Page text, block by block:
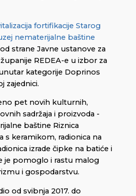
fortifikacije Starog
nematerijalne baštine
strane Javne ustanove za
REDEA-e u izbor za
kategorije Doprinos
zajednici.
pet novih kulturnih,
sadržaja i proizvoda -
baštine Riznica
s keramikom, radionica na
izrade čipke na batiće i
je pomoglo i rastu malog
i gospodarstvu.
od svibnja 2017. do